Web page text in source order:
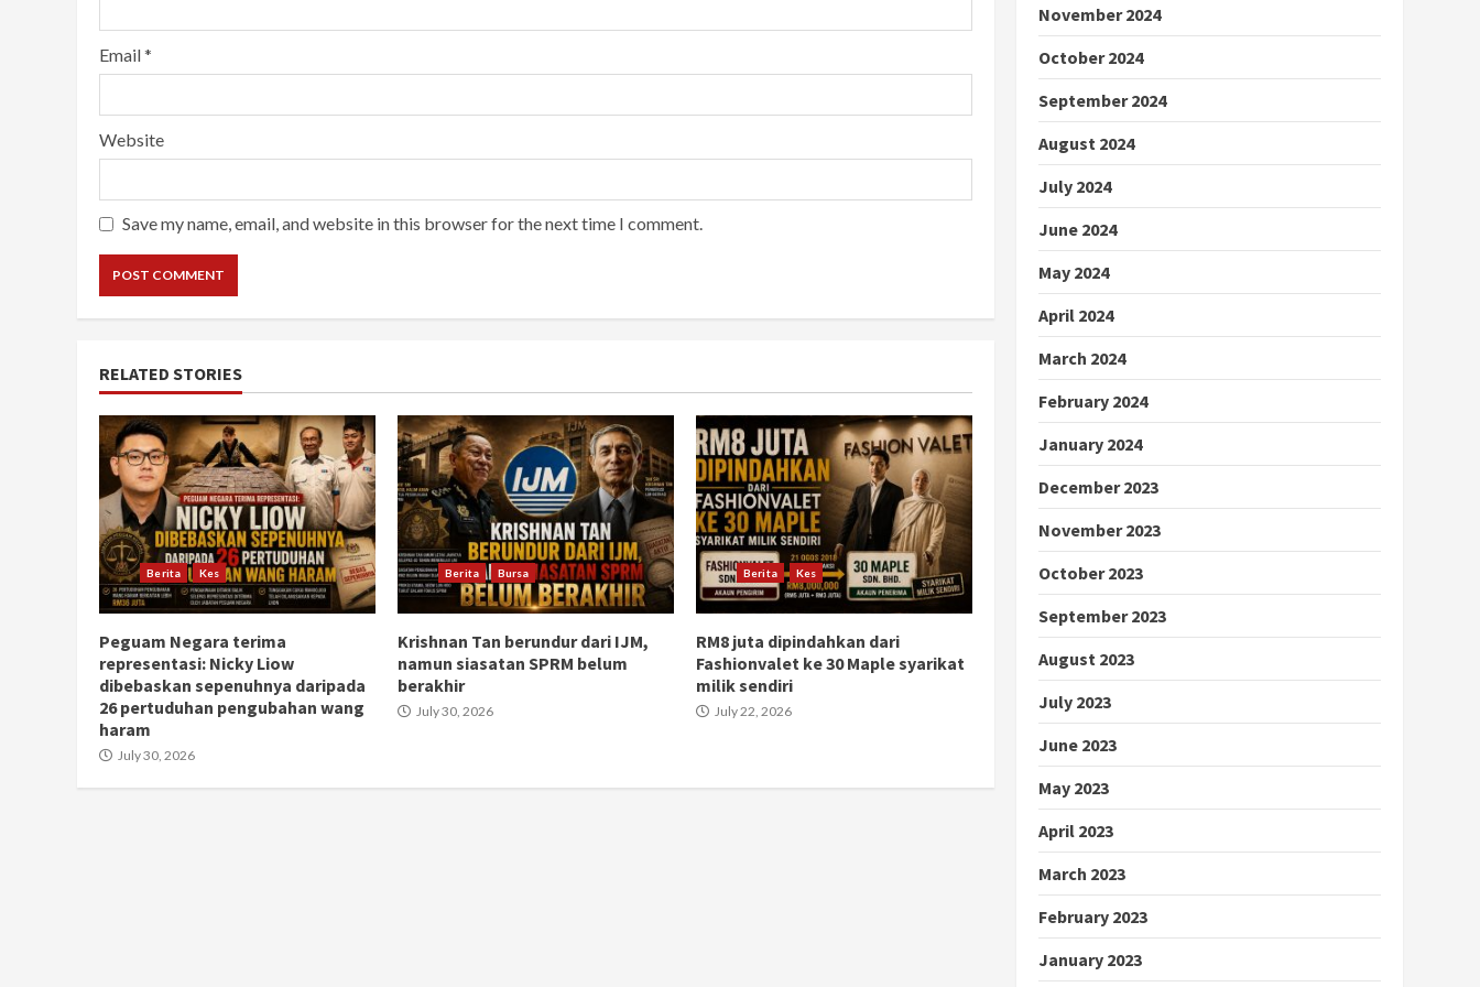
Email*
Website
Save my name, email, and website in this browser for the next time I comment.
RELATED STORIES
Berita Kes
Peguam Negara terima
representasi: Nicky Liow
dibebaskan sepenuhnya daripada
26 pertuduhan pengubahan wang
haram
July 30, 2026
Berita Bursa
Krishnan Tan berundur dari IJM,
namun siasatan SPRM belum
berakhir
July 30, 2026
Berita Kes
RM8 juta dipindahkan dari
Fashionvalet ke 30 Maple syarikat
milik sendiri
July 22, 2026
November 2024
October 2024
September 2024
August 2024
July 2024
June 2024
May 2024
April 2024
March 2024
February 2024
January 2024
December 2023
November 2023
October 2023
September 2023
August 2023
July 2023
June 2023
May 2023
April 2023
March 2023
February 2023
January 2023